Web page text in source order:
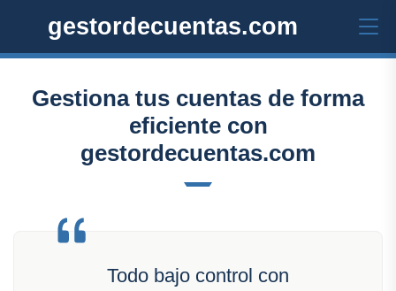
gestordecuentas.com
Gestiona tus cuentas de forma
eficiente con
gestordecuentas.com
Todo bajo control con